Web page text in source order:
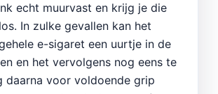
echt muurvast en krijg je die
In zulke gevallen kan het
e-sigaret een uurtje in de
en het vervolgens nog eens te
daarna voor voldoende grip